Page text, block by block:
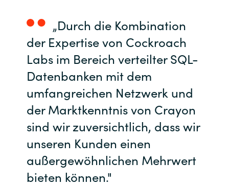
„Durch die Kombination
der Expertise von Cockroach
Labs im Bereich verteilter SQL-
Datenbanken mit dem
umfangreichen Netzwerk und
der Marktkenntnis von Crayon
sind wir zuversichtlich, dass wir
unseren Kunden einen
außergewöhnlichen Mehrwert
bieten können."